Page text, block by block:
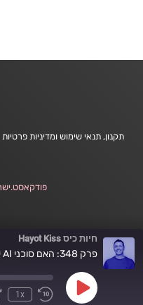
חיות כיס Hayot Kiss
פרק 348: האם סוכני AI יחליפו את עובדי ההייטק? פרק בונוס
Play
Rewind
1x
תקנון, תנאי שימוש ומדיניות פרטיות
פודקאסט.ישראל